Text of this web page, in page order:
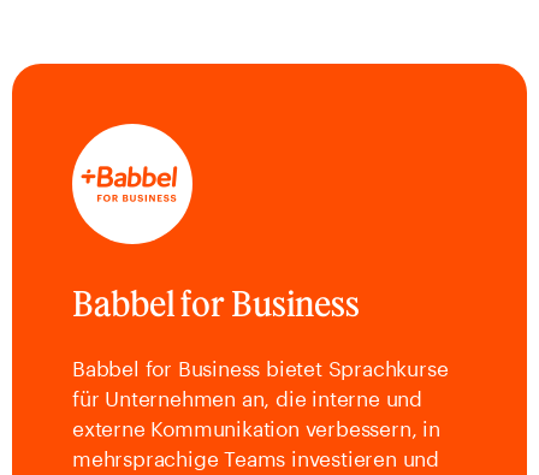
Babbel for Business
Babbel for Business bietet Sprachkurse
für Unternehmen an, die interne und
externe Kommunikation verbessern, in
mehrsprachige Teams investieren und